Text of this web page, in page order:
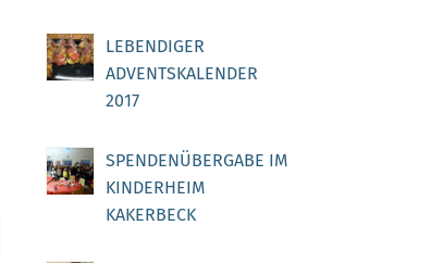
LEBENDIGER
ADVENTSKALENDER
2017
SPENDENÜBERGABE IM
KINDERHEIM
KAKERBECK